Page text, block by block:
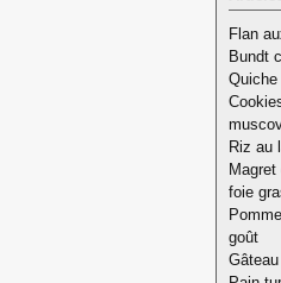
Flan
Bundt
Riz au
foie
goût